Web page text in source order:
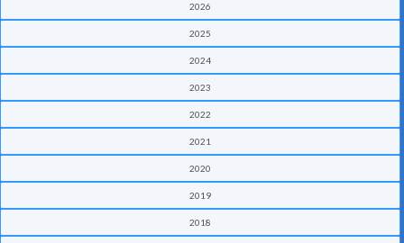
2026
2025
2024
2023
2022
2021
2020
2019
2018